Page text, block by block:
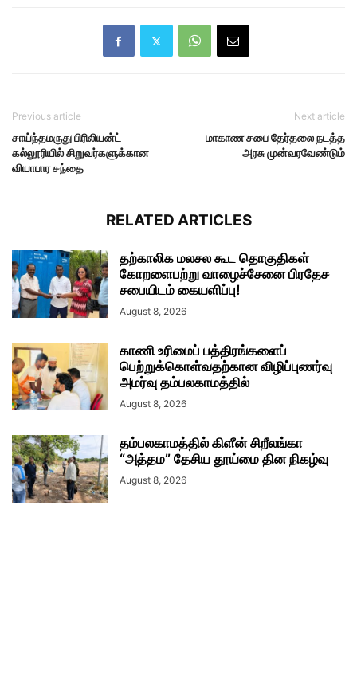
Previous article
சாய்ந்தமருது பிரிலியன்ட்
கல்லூரியில் சிறுவர்களுக்கான
வியாபார சந்தை
Next article
மாகாண‌ ச‌பை தேர்த‌லை ந‌ட‌த்த‌
அர‌சு முன்வ‌ர‌வேண்டும்
RELATED ARTICLES
தற்காலிக மலசல கூட தொகுதிகள்
கோறளைபற்று வாழைச்சேனை பிரதேச
சபையிடம் கையளிப்பு!
August 8, 2026
காணி உரிமைப் பத்திரங்களைப்
பெற்றுக்கொள்வதற்கான விழிப்புணர்வு
அமர்வு தம்பலகாமத்தில்
August 8, 2026
தம்பலகாமத்தில் கிளீன் சிறீலங்கா
“அத்தம” தேசிய தூய்மை தின நிகழ்வு
August 8, 2026